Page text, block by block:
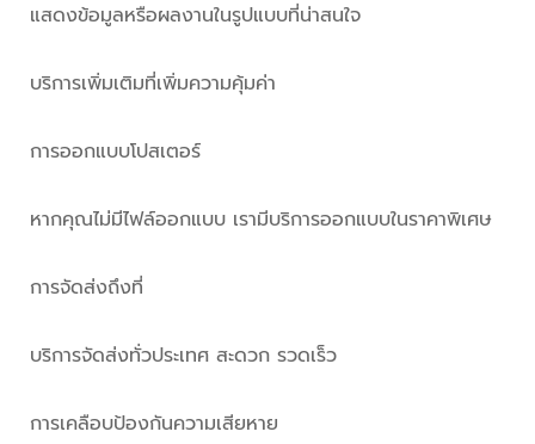
แสดงข้อมูลหรือผลงานในรูปแบบที่น่าสนใจ
บริการเพิ่มเติมที่เพิ่มความคุ้มค่า
การออกแบบโปสเตอร์
หากคุณไม่มีไฟล์ออกแบบ เรามีบริการออกแบบในราคาพิเศษ
การจัดส่งถึงที่
บริการจัดส่งทั่วประเทศ สะดวก รวดเร็ว
การเคลือบป้องกันความเสียหาย